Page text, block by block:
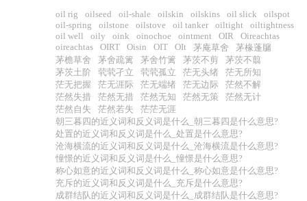
oil rig oilseed oil-shale oilskin oilskins oil slick
oilspot
oil-spring
oilstone oilstove oil tanker oiltight
oiltightness
oil well
oily oink oinochoe ointment OIR
Oireachtas
oireachtas
OIRT Oisin OIT OIt 茅庵草舍
茅椽蓬牖
茅檐草舍
茅舍疏篱 茅舍竹篱 茅茨不剪
茅茨不翦
茅茨土阶
茕茕孑立 茕茕孤立 茫无头绪
茫无所知
茫无把握
茫无涯际 茫无端绪 茫无边际
茫然不解
茫然失措
茫然无措 茫然无知 茫然无策
茫然无计
茫然自失
茫然若失
茫茫无涯
朝三暮四的近义词和反义词是什么_朝三暮四是什么意思?
处置的近义词和反义词是什么_处置是什么意思?
沧海横流的近义词和反义词是什么_沧海横流是什么意思?
憧憬的近义词和反义词是什么_憧憬是什么意思?
称心如意的近义词和反义词是什么_称心如意是什么意思?
充斥的近义词和反义词是什么_充斥是什么意思?
成群结队的近义词和反义词是什么_成群结队是什么意思?